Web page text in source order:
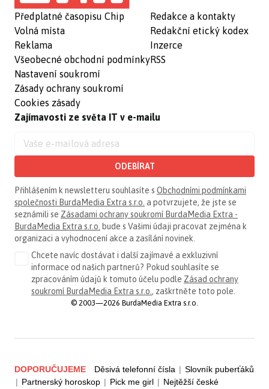
Předplatné časopisu Chip
Volná místa
Reklama
Všeobecné obchodní podmínky
Nastavení soukromí
Zásady ochrany soukromí
Cookies zásady
Redakce a kontakty
Redakční etický kodex
Inzerce
RSS
Zajímavosti ze světa IT v e-mailu
ODEBÍRAT
Přihlášením k newsletteru souhlasíte s Obchodními podmínkami
společnosti BurdaMedia Extra s.r.o. a potvrzujete, že jste se
seznámili se Zásadami ochrany soukromí BurdaMedia Extra -
BurdaMedia Extra s.r.o. bude s Vašimi údaji pracovat zejména k
organizaci a vyhodnocení akce a zasílání novinek.
Chcete navíc dostávat i další zajímavé a exkluzivní
informace od našich partnerů? Pokud souhlasíte se
zpracováním údajů k tomuto účelu podle Zásad ochrany
soukromí BurdaMedia Extra s.r.o., zaškrtněte toto pole.
© 2003—2026 BurdaMedia Extra s.r.o.
DOPORUČUJEME Děsivá telefonní čísla | Slovník puberťáků
| Partnerský horoskop | Pick me girl | Nejtěžší české